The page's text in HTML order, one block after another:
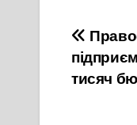
тисяч